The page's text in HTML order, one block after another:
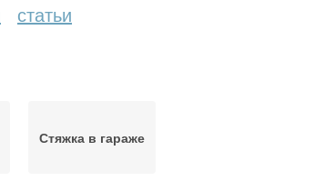
статьи
Стяжка в гараже